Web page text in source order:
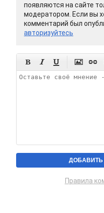
появляются на сайте
модератором. Если вы
комментарий был
авторизуйтесь
    
Правила